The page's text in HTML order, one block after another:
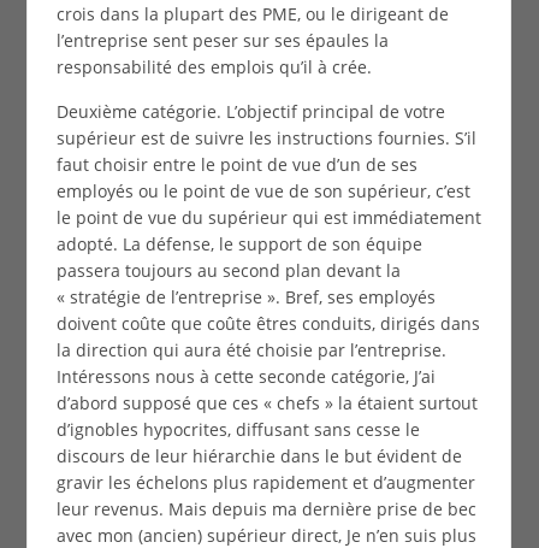
crois dans la plupart des PME, ou le dirigeant de
l’entreprise sent peser sur ses épaules la
responsabilité des emplois qu’il à crée.
Deuxième catégorie. L’objectif principal de votre
supérieur est de suivre les instructions fournies. S’il
faut choisir entre le point de vue d’un de ses
employés ou le point de vue de son supérieur, c’est
le point de vue du supérieur qui est immédiatement
adopté. La défense, le support de son équipe
passera toujours au second plan devant la
« stratégie de l’entreprise ». Bref, ses employés
doivent coûte que coûte êtres conduits, dirigés dans
la direction qui aura été choisie par l’entreprise.
Intéressons nous à cette seconde catégorie, J’ai
d’abord supposé que ces « chefs » la étaient surtout
d’ignobles hypocrites, diffusant sans cesse le
discours de leur hiérarchie dans le but évident de
gravir les échelons plus rapidement et d’augmenter
leur revenus. Mais depuis ma dernière prise de bec
avec mon (ancien) supérieur direct, Je n’en suis plus